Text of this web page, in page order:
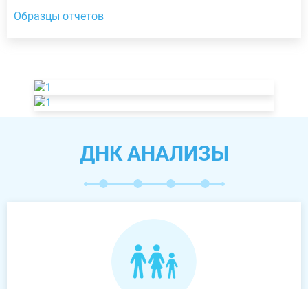
Образцы отчетов
ДНК АНАЛИЗЫ